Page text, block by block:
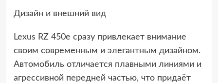
Дизайн и внешний вид
Lexus RZ 450e сразу привлекает внимание
своим современным и элегантным дизайном.
Автомобиль отличается плавными линиями и
агрессивной передней частью, что придаёт